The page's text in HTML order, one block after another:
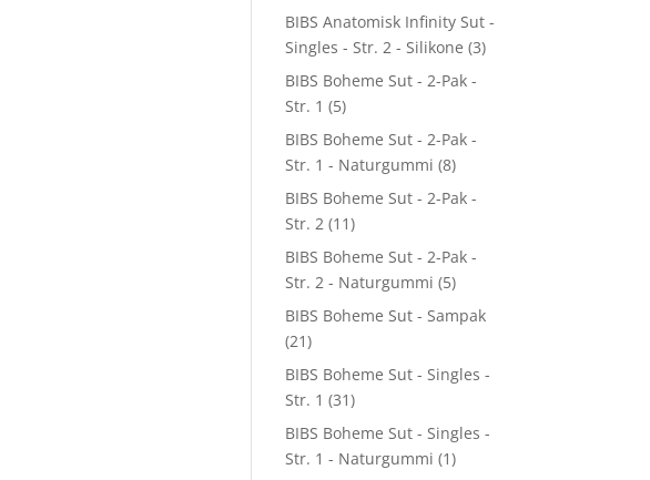
BIBS Anatomisk Infinity Sut -
Singles - Str. 2 - Silikone (3)
BIBS Boheme Sut - 2-Pak -
Str. 1 (5)
BIBS Boheme Sut - 2-Pak -
Str. 1 - Naturgummi (8)
BIBS Boheme Sut - 2-Pak -
Str. 2 (11)
BIBS Boheme Sut - 2-Pak -
Str. 2 - Naturgummi (5)
BIBS Boheme Sut - Sampak
(21)
BIBS Boheme Sut - Singles -
Str. 1 (31)
BIBS Boheme Sut - Singles -
Str. 1 - Naturgummi (1)